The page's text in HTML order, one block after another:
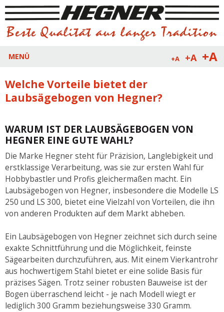
+A +A +A
MENÜ
Welche Vorteile bietet der
Laubsägebogen von Hegner?
WARUM IST DER LAUBSÄGEBOGEN VON
HEGNER EINE GUTE WAHL?
Die Marke Hegner steht für Präzision, Langlebigkeit und
erstklassige Verarbeitung, was sie zur ersten Wahl für
Hobbybastler und Profis gleichermaßen macht. Ein
Laubsägebogen von Hegner, insbesondere die Modelle LS
250 und LS 300, bietet eine Vielzahl von Vorteilen, die ihn
von anderen Produkten auf dem Markt abheben.
Ein Laubsägebogen von Hegner zeichnet sich durch seine
exakte Schnittführung und die Möglichkeit, feinste
Sägearbeiten durchzuführen, aus. Mit einem Vierkantrohr
aus hochwertigem Stahl bietet er eine solide Basis für
präzises Sägen. Trotz seiner robusten Bauweise ist der
Bogen überraschend leicht - je nach Modell wiegt er
lediglich 300 Gramm beziehungsweise 330 Gramm.